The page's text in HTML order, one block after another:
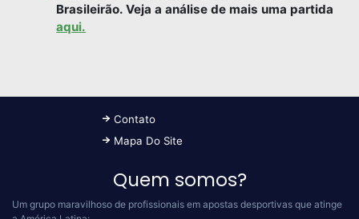
Brasileirão. Veja a análise de mais uma partida
aqui.
Contato
Mapa Do Site
Quem somos?
Um grupo maravilhoso de profissionais em apostas desportivas que atinge